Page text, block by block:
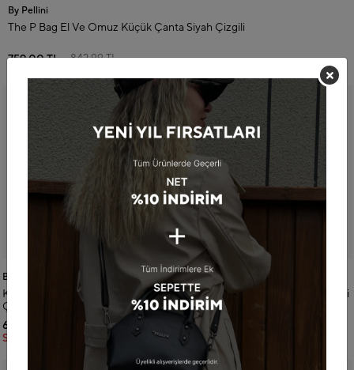
By Pellini
The P Bag El Ve Omuz Küçük Çanta Siyah Çizgili
759,00 TL 842,99 TL
By Pellini
Kadın Suni Deri Mini El ve Omuz
Çantası Lacivert
648,00 TL
719,99 TL
SEPETTE 583.20 TL
By Pellini
Suni Deri Omuz ve El Çantası Mavi
630,00 TL
SEPETTE567.00 TL